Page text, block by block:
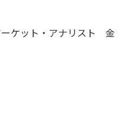
ケット・アナリスト 金